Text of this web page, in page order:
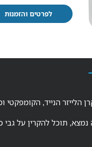
לפרטים והזמנות
הלייזר הנייד, הקומפקטי
תוכל להקרין על